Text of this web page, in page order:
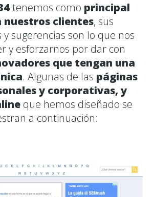
tenemos como principal
nuestros clientes, sus
sugerencias son lo que nos
y esforzarnos por dar con
que tengan una
. Algunas de las páginas
y corporativas, y
que hemos diseñado se
a continuación: